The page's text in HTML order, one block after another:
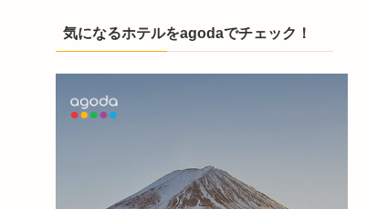
気になるホテルをagodaでチェック！